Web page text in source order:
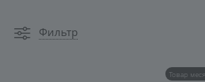
Фильтр
Товар